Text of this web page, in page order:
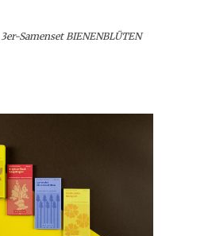
3er-Samenset BIENENBLÜTEN